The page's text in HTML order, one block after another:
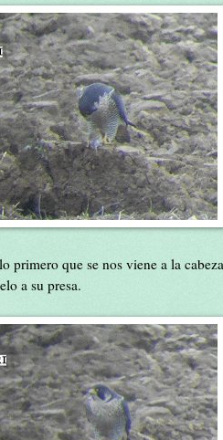
primero que se nos viene a la
a su presa.